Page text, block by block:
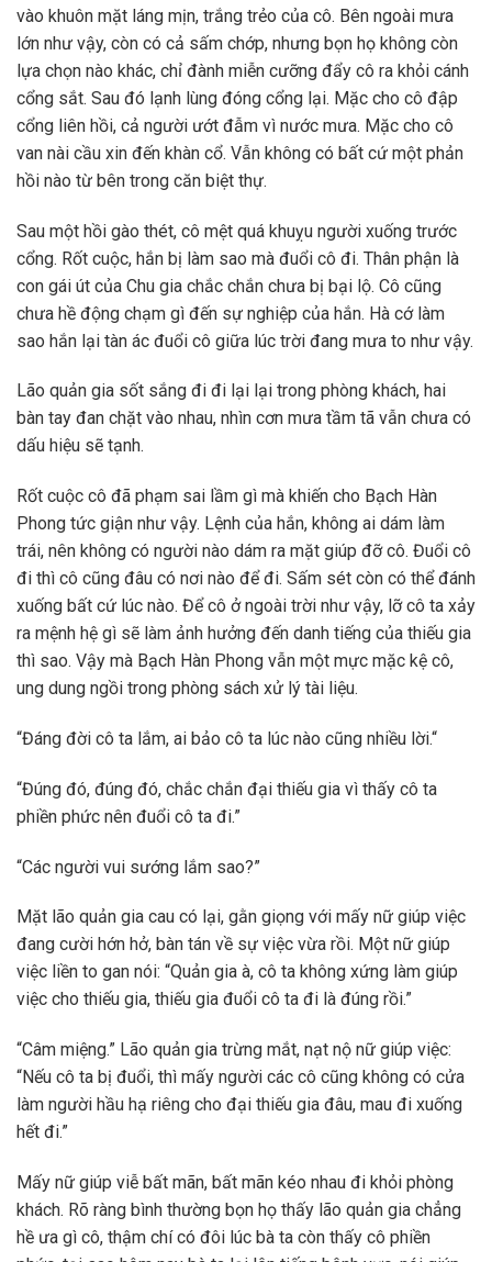
vào khuôn mặt láng mịn, trắng trẻo của cô. Bên ngoài mưa
lớn như vậy, còn có cả sấm chớp, nhưng bọn họ không còn
lựa chọn nào khác, chỉ đành miễn cưỡng đẩy cô ra khỏi cánh
cổng sắt. Sau đó lạnh lùng đóng cổng lại. Mặc cho cô đập
cổng liên hồi, cả người ướt đẫm vì nước mưa. Mặc cho cô
van nài cầu xin đến khàn cổ. Vẫn không có bất cứ một phản
hồi nào từ bên trong căn biệt thự.
Sau một hồi gào thét, cô mệt quá khuỵu người xuống trước
cổng. Rốt cuộc, hắn bị làm sao mà đuổi cô đi. Thân phận là
con gái út của Chu gia chắc chắn chưa bị bại lộ. Cô cũng
chưa hề động chạm gì đến sự nghiệp của hắn. Hà cớ làm
sao hắn lại tàn ác đuổi cô giữa lúc trời đang mưa to như vậy.
Lão quản gia sốt sắng đi đi lại lại trong phòng khách, hai
bàn tay đan chặt vào nhau, nhìn cơn mưa tầm tã vẫn chưa có
dấu hiệu sẽ tạnh.
Rốt cuộc cô đã phạm sai lầm gì mà khiến cho Bạch Hàn
Phong tức giận như vậy. Lệnh của hắn, không ai dám làm
trái, nên không có người nào dám ra mặt giúp đỡ cô. Đuổi cô
đi thì cô cũng đâu có nơi nào để đi. Sấm sét còn có thể đánh
xuống bất cứ lúc nào. Để cô ở ngoài trời như vậy, lỡ cô ta xảy
ra mệnh hệ gì sẽ làm ảnh hưởng đến danh tiếng của thiếu gia
thì sao. Vậy mà Bạch Hàn Phong vẫn một mực mặc kệ cô,
ung dung ngồi trong phòng sách xử lý tài liệu.
“Đáng đời cô ta lắm, ai bảo cô ta lúc nào cũng nhiều lời.“
“Đúng đó, đúng đó, chắc chắn đại thiếu gia vì thấy cô ta
phiền phức nên đuổi cô ta đi.”
“Các người vui sướng lắm sao?”
Mặt lão quản gia cau có lại, gằn giọng với mấy nữ giúp việc
đang cười hớn hở, bàn tán về sự việc vừa rồi. Một nữ giúp
việc liền to gan nói: “Quản gia à, cô ta không xứng làm giúp
việc cho thiếu gia, thiếu gia đuổi cô ta đi là đúng rồi.”
“Câm miệng.” Lão quản gia trừng mắt, nạt nộ nữ giúp việc:
“Nếu cô ta bị đuổi, thì mấy người các cô cũng không có cửa
làm người hầu hạ riêng cho đại thiếu gia đâu, mau đi xuống
hết đi.”
Mấy nữ giúp viễ bất mãn, bất mãn kéo nhau đi khỏi phòng
khách. Rõ ràng bình thường bọn họ thấy lão quản gia chẳng
hề ưa gì cô, thậm chí có đôi lúc bà ta còn thấy cô phiền